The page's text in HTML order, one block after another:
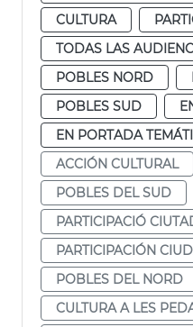
CULTURA
TODAS LAS
POBLES NORD
POBLES SUD
EN PORTADA
ACCIÓN CULTURAL
POBLES DEL SUD
PARTICIPACIÓ
PARTICIPACIÓN
POBLES DEL NORD
CULTURA A LES